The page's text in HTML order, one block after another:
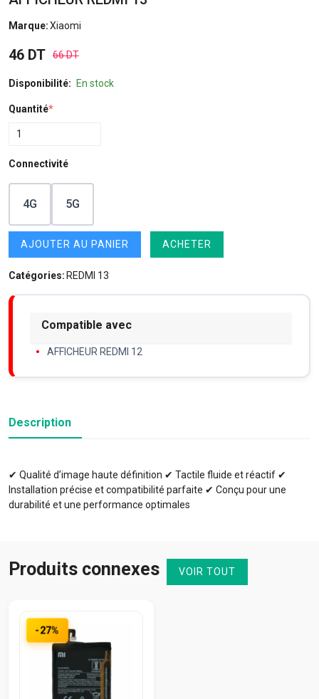
Marque:Xiaomi
46 DT 66 DT
Disponibilité: En stock
Quantité*
Connectivité
4G 5G
AJOUTER AU PANIER ACHETER
Catégories: REDMI 13
Compatible avec
AFFICHEUR REDMI 12
Description
✔ Qualité d’image haute définition ✔ Tactile fluide et réactif ✔
Installation précise et compatibilité parfaite ✔ Conçu pour une
durabilité et une performance optimales
Produits connexes VOIR TOUT
-27%